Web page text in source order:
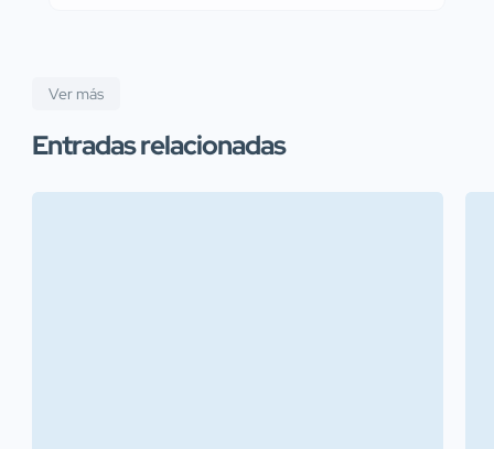
Ver más
Entradas relacionadas